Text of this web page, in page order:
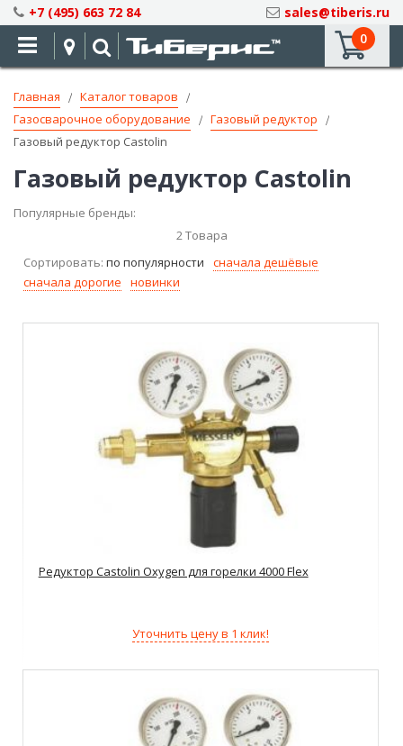
Skip
to
Content
+7 (495) 663 72 84
sales@tiberis.ru
0
Главная
Каталог товаров
Газосварочное оборудование
Газовый редуктор
Газовый редуктор Castolin
Газовый редуктор Castolin
Популярные бренды:
2Товара
Сортировать: по популярности
сначала дешёвые
сначала дорогие
новинки
Редуктор Castolin Oxygen для горелки 4000 Flex
Уточнить цену в 1 клик!